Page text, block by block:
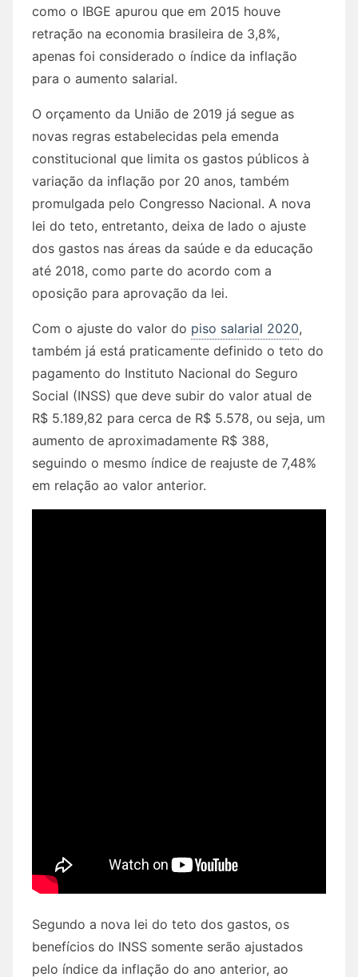
como o IBGE apurou que em 2015 houve
retração na economia brasileira de 3,8%,
apenas foi considerado o índice da inflação
para o aumento salarial.
O orçamento da União de 2019 já segue as
novas regras estabelecidas pela emenda
constitucional que limita os gastos públicos à
variação da inflação por 20 anos, também
promulgada pelo Congresso Nacional. A nova
lei do teto, entretanto, deixa de lado o ajuste
dos gastos nas áreas da saúde e da educação
até 2018, como parte do acordo com a
oposição para aprovação da lei.
Com o ajuste do valor do piso salarial 2020,
também já está praticamente definido o teto do
pagamento do Instituto Nacional do Seguro
Social (INSS) que deve subir do valor atual de
R$ 5.189,82 para cerca de R$ 5.578, ou seja, um
aumento de aproximadamente R$ 388,
seguindo o mesmo índice de reajuste de 7,48%
em relação ao valor anterior.
Segundo a nova lei do teto dos gastos, os
benefícios do INSS somente serão ajustados
pelo índice da inflação do ano anterior, ao